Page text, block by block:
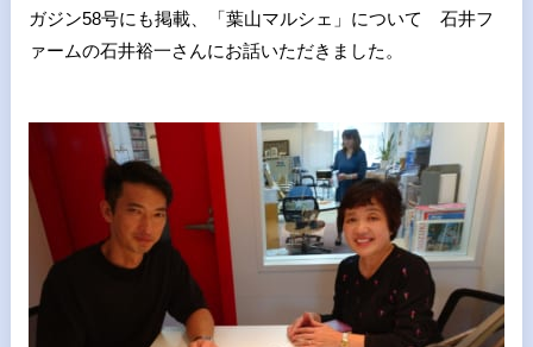
ガジン58号にも掲載、「葉山マルシェ」について 石井フ
ァームの石井裕一さんにお話いただきました。